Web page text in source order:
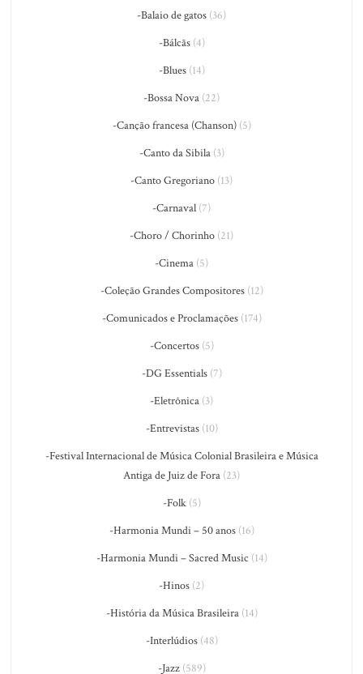
-Balaio de gatos (36)
-Bálcãs(4)
-Blues(14)
-Bossa Nova (22)
-Canção francesa (Chanson)(5)
-Canto da Sibila(3)
-Canto Gregoriano (13)
-Carnaval (7)
-Choro / Chorinho (21)
-Cinema (5)
-Coleção Grandes Compositores(12)
-Comunicados e Proclamações(174)
-Concertos(5)
-DG Essentials(7)
-Eletrônica (3)
-Entrevistas(10)
-Festival Internacional de Música Colonial Brasileira e Música
Antiga de Juiz de Fora (23)
-Folk(5)
-Harmonia Mundi – 50 anos(16)
-Harmonia Mundi – Sacred Music (14)
-Hinos (2)
-História da Música Brasileira(14)
-Interlúdios(48)
-Jazz(589)